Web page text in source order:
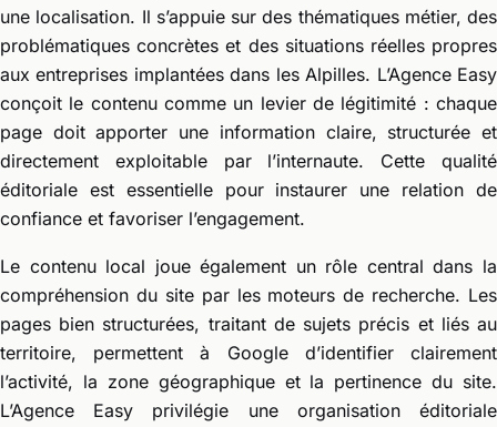
une localisation. Il s’appuie sur des thématiques métier, des
problématiques concrètes et des situations réelles propres
aux entreprises implantées dans les Alpilles. L’Agence Easy
conçoit le contenu comme un levier de légitimité : chaque
page doit apporter une information claire, structurée et
directement exploitable par l’internaute. Cette qualité
éditoriale est essentielle pour instaurer une relation de
confiance et favoriser l’engagement.
Le contenu local joue également un rôle central dans la
compréhension du site par les moteurs de recherche. Les
pages bien structurées, traitant de sujets précis et liés au
territoire, permettent à Google d’identifier clairement
l’activité, la zone géographique et la pertinence du site.
L’Agence Easy privilégie une organisation éditoriale